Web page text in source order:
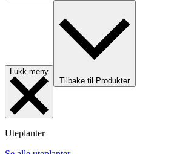
Lukk meny
Tilbake til Produkter
Uteplanter